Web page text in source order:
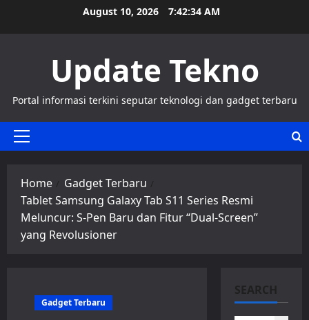
August 10, 2026 7:42:34 AM
Update Tekno
Portal informasi terkini seputar teknologi dan gadget terbaru
Primary
Home
Gadget Terbaru
Tablet Samsung Galaxy Tab S11 Series Resmi
Meluncur: S-Pen Baru dan Fitur “Dual-Screen”
yang Revolusioner
Gadget Terbaru
SEARCH